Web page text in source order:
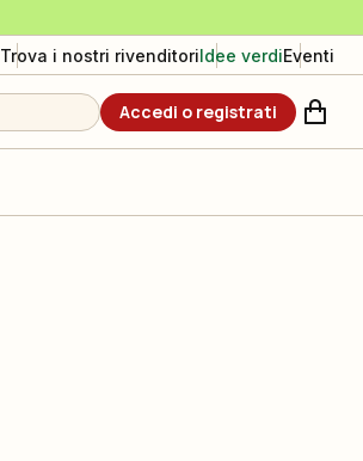
Trova i nostri rivenditoriIdee verdiEventi
Accedi o registrati